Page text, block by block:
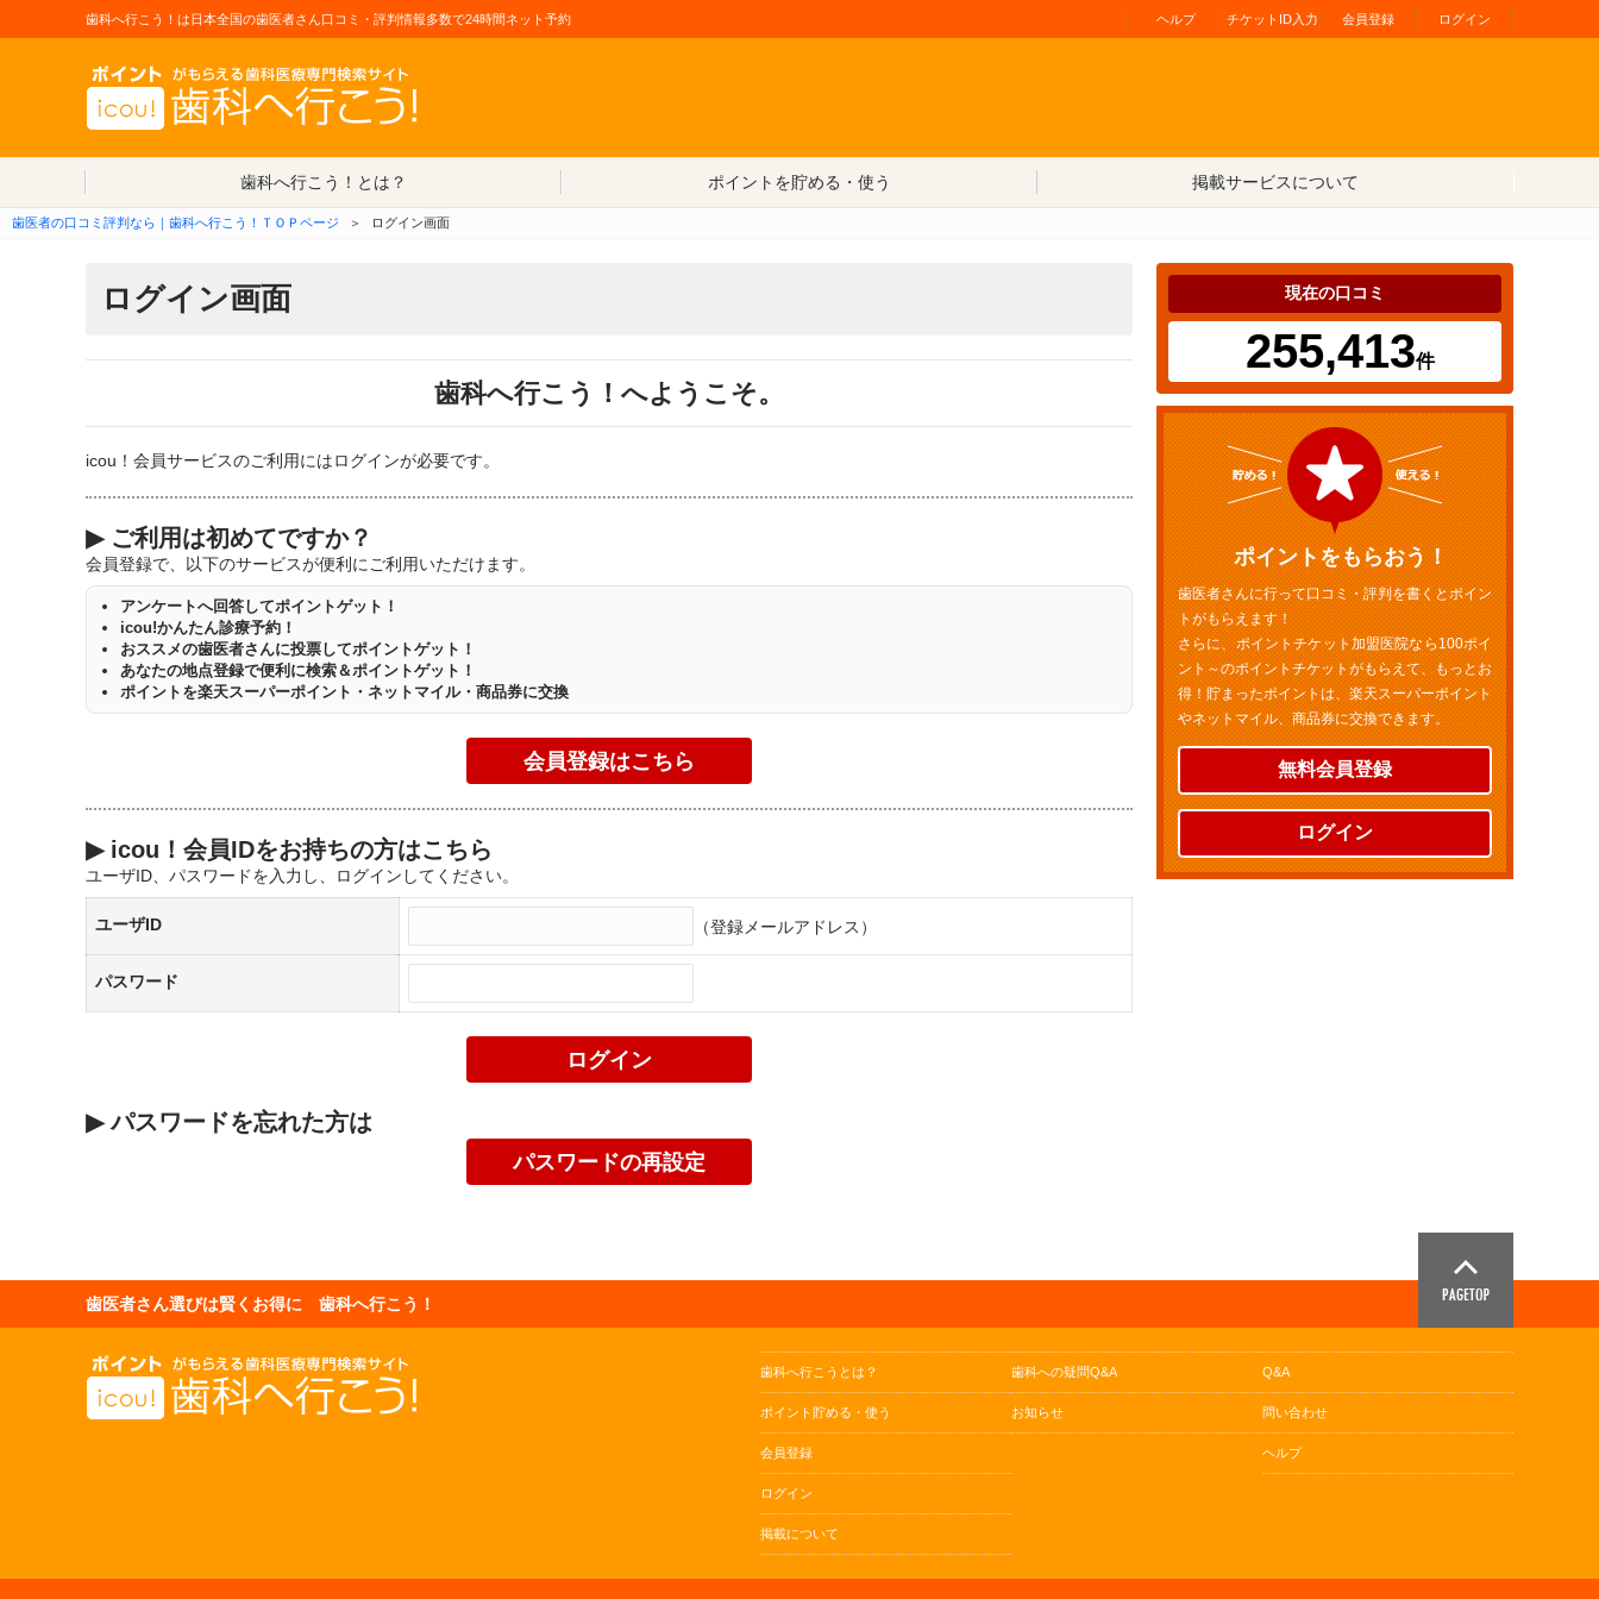
歯科へ行こう！は日本全国の歯医者さん口コミ・評判情報多数で24時間ネット予約 ヘルプ チケットID入力 会員登録 ログイン
歯科へ行こう！とは？
ポイントを貯める・使う 掲載サービスについて
歯医者の口コミ評判なら｜歯科へ行こう！ＴＯＰページ ＞ ログイン画面
ログイン画面
歯科へ行こう！へようこそ。
icou！会員サービスのご利用にはログインが必要です。
▶ ご利用は初めてですか？
会員登録で、以下のサービスが便利にご利用いただけます。
アンケートへ回答してポイントゲット！
icou!かんたん診療予約！
おススメの歯医者さんに投票してポイントゲット！
あなたの地点登録で便利に検索＆ポイントゲット！
ポイントを楽天スーパーポイント・ネットマイル・商品券に交換
▶ icou！会員IDをお持ちの方はこちら
ユーザID、パスワードを入力し、ログインしてください。
ユーザID （登録メールアドレス）
パスワード
▶ パスワードを忘れた方は
現在の口コミ
255,413件
ポイントをもらおう！
歯医者さんに行って口コミ・評判を書くとポイン
トがもらえます！
さらに、ポイントチケット加盟医院なら100ポイ
ント～のポイントチケットがもらえて、もっとお
得！貯まったポイントは、楽天スーパーポイント
やネットマイル、商品券に交換できます。
無料会員登録
ログイン
歯医者さん選びは賢くお得に 歯科へ行こう！
歯科へ行こうとは？
ポイント貯める・使う
会員登録
ログイン
掲載について
歯科への疑問Q&A
お知らせ
Q&A
問い合わせ
ヘルプ